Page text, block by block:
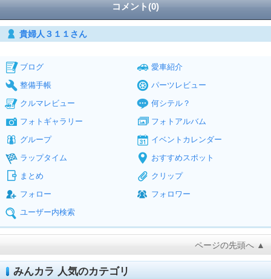
コメント(0)
貴婦人３１１さん
ブログ
愛車紹介
整備手帳
パーツレビュー
クルマレビュー
何シテル？
フォトギャラリー
フォトアルバム
グループ
イベントカレンダー
ラップタイム
おすすめスポット
まとめ
クリップ
フォロー
フォロワー
ユーザー内検索
ページの先頭へ ▲
みんカラ 人気のカテゴリ